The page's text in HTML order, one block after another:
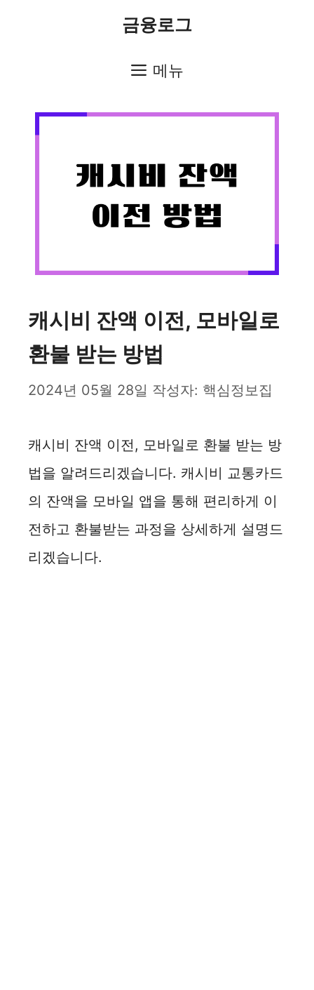
금융로그
메뉴
캐시비 잔액 이전, 모바일로
환불 받는 방법
2024년 05월 28일 작성자: 핵심정보집
캐시비 잔액 이전, 모바일로 환불 받는 방
법을 알려드리겠습니다. 캐시비 교통카드
의 잔액을 모바일 앱을 통해 편리하게 이
전하고 환불받는 과정을 상세하게 설명드
리겠습니다.